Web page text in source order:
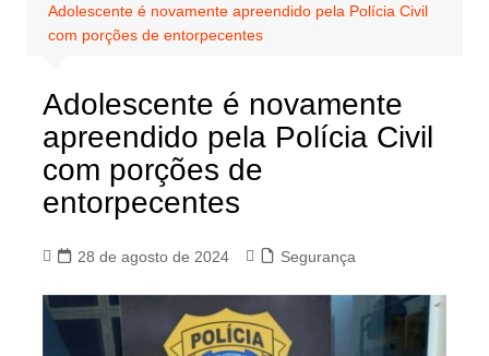
Adolescente é novamente apreendido pela Polícia Civil
com porções de entorpecentes
Adolescente é novamente
apreendido pela Polícia Civil
com porções de
entorpecentes
28 de agosto de 2024 Segurança